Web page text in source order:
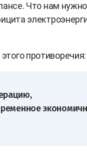
Что нам нужно
противоречия: